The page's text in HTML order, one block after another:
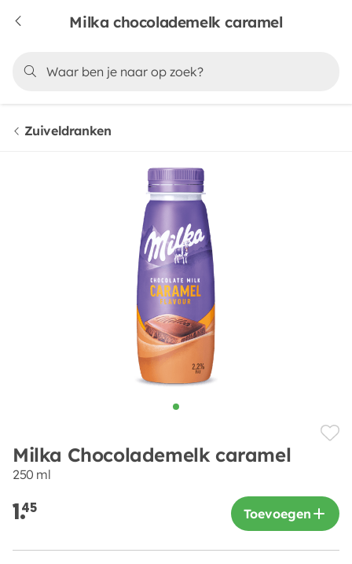
Milka chocolademelk caramel
Zuiveldranken
Milka Chocolademelk caramel
250 ml
1.45 Toevoegen